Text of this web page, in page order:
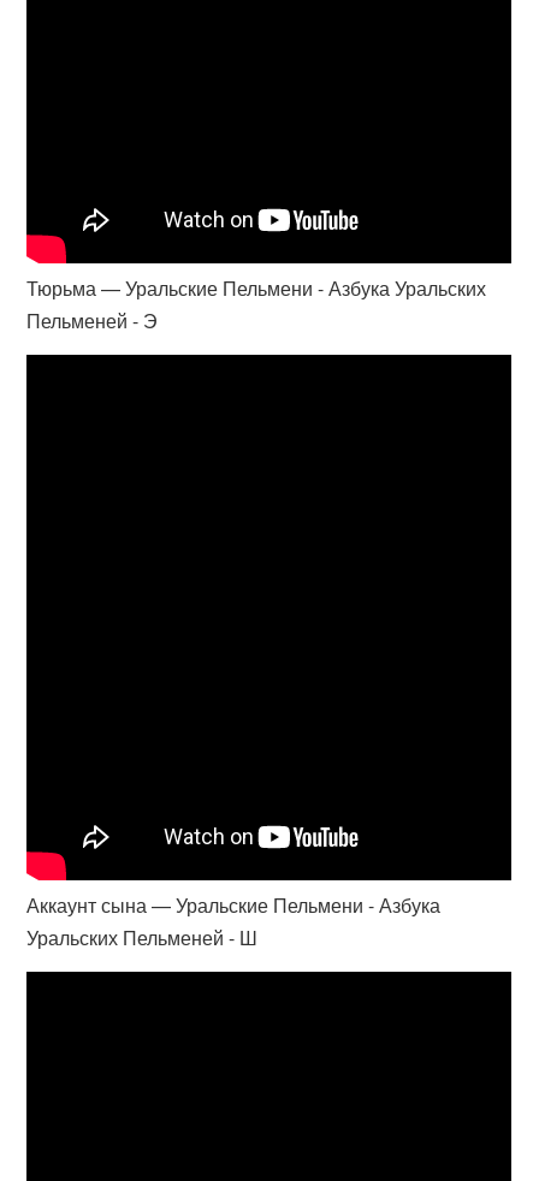
Тюрьма — Уральские Пельмени - Азбука Уральских
Пельменей - Э
Аккаунт сына — Уральские Пельмени - Азбука
Уральских Пельменей - Ш